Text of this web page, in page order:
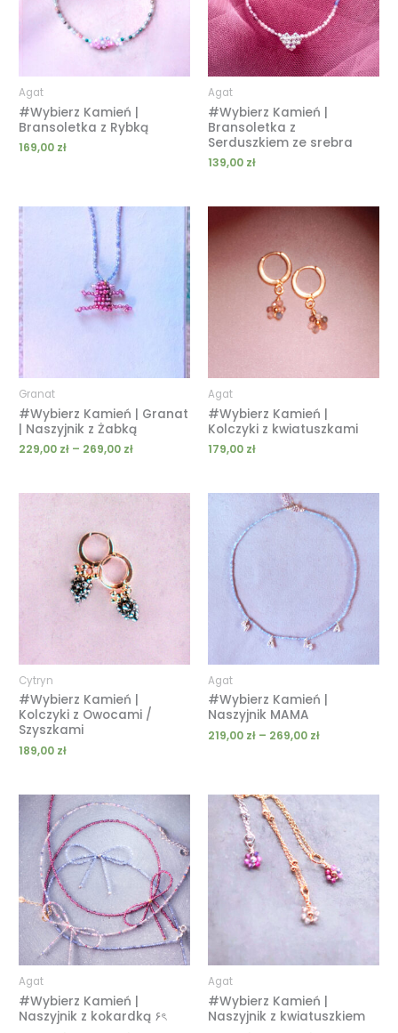
Agat
#Wybierz Kamień |
Bransoletka z Rybką
169,00 zł
Agat
#Wybierz Kamień |
Bransoletka z
Serduszkiem ze srebra
139,00 zł
Granat
#Wybierz Kamień | Granat
| Naszyjnik z Żabką
229,00 zł – 269,00 zł
Agat
#Wybierz Kamień |
Kolczyki z kwiatuszkami
179,00 zł
Cytryn
#Wybierz Kamień |
Kolczyki z Owocami /
Szyszkami
189,00 zł
Agat
#Wybierz Kamień |
Naszyjnik MAMA
219,00 zł – 269,00 zł
cen:
od
219,00 zł
269,00 zł
Agat
#Wybierz Kamień |
Naszyjnik z kokardką ۶ৎ
cen:
od
189,00 zł
do
209,00 zł
Agat
#Wybierz Kamień |
Naszyjnik z kwiatuszkiem
cen:
od
59,00 zł
do
159,00 zł